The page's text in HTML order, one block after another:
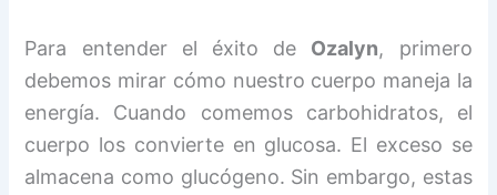
Para entender el éxito de Ozalyn, primero
debemos mirar cómo nuestro cuerpo maneja la
energía. Cuando comemos carbohidratos, el
cuerpo los convierte en glucosa. El exceso se
almacena como glucógeno. Sin embargo, estas